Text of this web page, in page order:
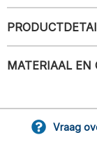
MATERIAAL EN
Vraag